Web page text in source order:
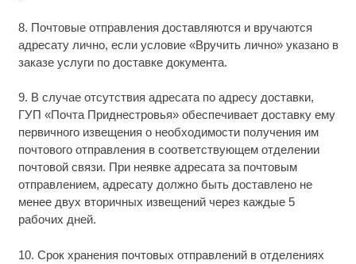
8. Почтовые отправления доставляются и вручаются
адресату лично, если условие «Вручить лично» указано в
заказе услуги по доставке документа.
9. В случае отсутствия адресата по адресу доставки,
ГУП «Почта Приднестровья» обеспечивает доставку ему
первичного извещения о необходимости получения им
почтового отправления в соответствующем отделении
почтовой связи. При неявке адресата за почтовым
отправлением, адресату должно быть доставлено не
менее двух вторичных извещений через каждые 5
рабочих дней.
10. Срок хранения почтовых отправлений в отделениях